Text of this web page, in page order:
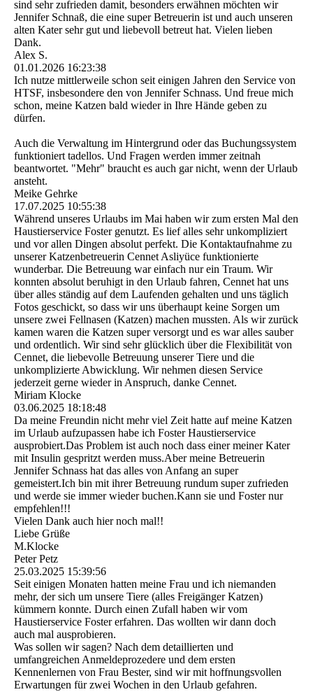
sind sehr zufrieden damit, besonders erwähnen möchten wir
Jennifer Schnaß, die eine super Betreuerin ist und auch unseren
alten Kater sehr gut und liebevoll betreut hat. Vielen lieben
Dank.
Alex S.
01.01.2026 16:23:38
Ich nutze mittlerweile schon seit einigen Jahren den Service von
HTSF, insbesondere den von Jennifer Schnass. Und freue mich
schon, meine Katzen bald wieder in Ihre Hände geben zu
dürfen.
Auch die Verwaltung im Hintergrund oder das Buchungssystem
funktioniert tadellos. Und Fragen werden immer zeitnah
beantwortet. "Mehr" braucht es auch gar nicht, wenn der Urlaub
ansteht.
Meike Gehrke
17.07.2025 10:55:38
Während unseres Urlaubs im Mai haben wir zum ersten Mal den
Haustierservice Foster genutzt. Es lief alles sehr unkompliziert
und vor allen Dingen absolut perfekt. Die Kontaktaufnahme zu
unserer Katzenbetreuerin Cennet Asliyüce funktionierte
wunderbar. Die Betreuung war einfach nur ein Traum. Wir
konnten absolut beruhigt in den Urlaub fahren, Cennet hat uns
über alles ständig auf dem Laufenden gehalten und uns täglich
Fotos geschickt, so dass wir uns überhaupt keine Sorgen um
unsere zwei Fellnasen (Katzen) machen mussten. Als wir zurück
kamen waren die Katzen super versorgt und es war alles sauber
und ordentlich. Wir sind sehr glücklich über die Flexibilität von
Cennet, die liebevolle Betreuung unserer Tiere und die
unkomplizierte Abwicklung. Wir nehmen diesen Service
jederzeit gerne wieder in Anspruch, danke Cennet.
Miriam Klocke
03.06.2025 18:18:48
Da meine Freundin nicht mehr viel Zeit hatte auf meine Katzen
im Urlaub aufzupassen habe ich Foster Haustierservice
ausprobiert.Das Problem ist auch noch dass einer meiner Kater
mit Insulin gespritzt werden muss.Aber meine Betreuerin
Jennifer Schnass hat das alles von Anfang an super
gemeistert.Ich bin mit ihrer Betreuung rundum super zufrieden
und werde sie immer wieder buchen.Kann sie und Foster nur
empfehlen!!!
Vielen Dank auch hier noch mal!!
Liebe Grüße
M.Klocke
Peter Petz
25.03.2025 15:39:56
Seit einigen Monaten hatten meine Frau und ich niemanden
mehr, der sich um unsere Tiere (alles Freigänger Katzen)
kümmern konnte. Durch einen Zufall haben wir vom
Haustierservice Foster erfahren. Das wollten wir dann doch
auch mal ausprobieren.
Was sollen wir sagen? Nach dem detaillierten und
umfangreichen Anmeldeprozedere und dem ersten
Kennenlernen von Frau Bester, sind wir mit hoffnungsvollen
Erwartungen für zwei Wochen in den Urlaub gefahren.